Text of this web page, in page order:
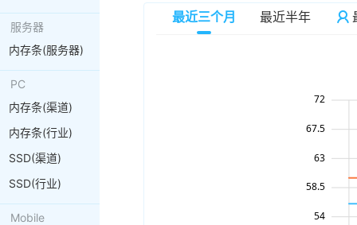
服务器
内存条(服务器)
PC
内存条(渠道)
内存条(行业)
SSD(渠道)
SSD(行业)
Mobile
最近三个月 最近半年